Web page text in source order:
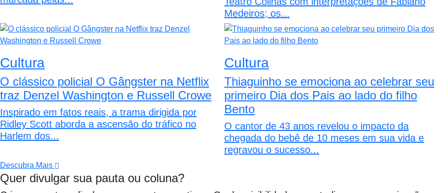
Medeiros; os...
Cultura
O clássico policial O Gângster na Netflix
traz Denzel Washington e Russell Crowe
Inspirado em fatos reais, a trama dirigida por
Ridley Scott aborda a ascensão do tráfico no
Harlem dos...
Cultura
Thiaguinho se emociona ao celebrar seu
primeiro Dia dos Pais ao lado do filho
Bento
O cantor de 43 anos revelou o impacto da
chegada do bebê de 10 meses em sua vida e
regravou o sucesso...
Descubra Mais
Quer divulgar sua pauta ou coluna?